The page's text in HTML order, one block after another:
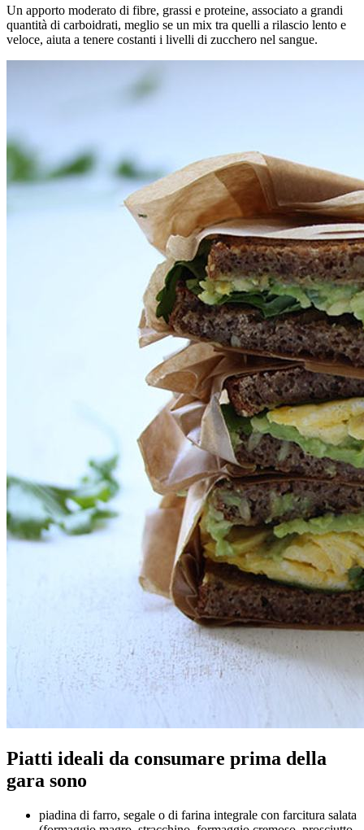
Un apporto moderato di fibre, grassi e proteine, associato a grandi
quantità di carboidrati, meglio se un mix tra quelli a rilascio lento e
veloce, aiuta a tenere costanti i livelli di zucchero nel sangue.
Piatti ideali da consumare prima della
gara sono
piadina di farro, segale o di farina integrale con farcitura salata